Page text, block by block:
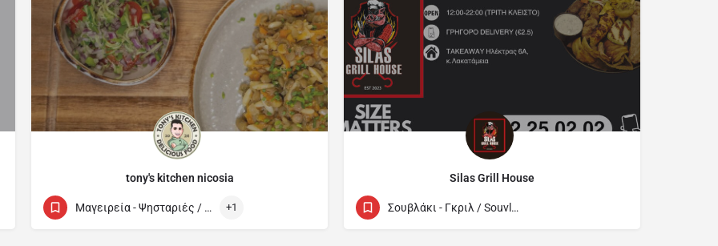
tony's kitchen nicosia
+35794309218 101 Larnakos Avenue
Μαγειρεία - Ψησταριές / Cook Houses +1
Silas Grill House
+357 22 250202 Σουβλάκι - Γκριλ / Souvlaki - Grill